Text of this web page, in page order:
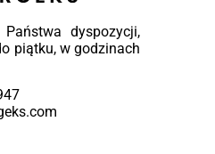
dyspozycji,
piątku, w godzinach